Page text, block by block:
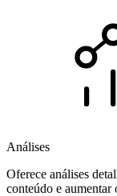
Análises
Oferece análises
conteúdo e